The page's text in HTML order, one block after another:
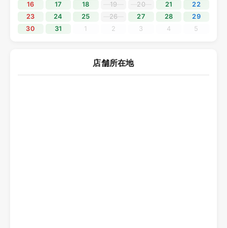
2025.12.11
年末年始休業のご案内
にありがとうございます。
16
17 18 19 20 21
22
23
24 25 26 27 28
29
30
31 1 2 3 4 5
店舗所在地